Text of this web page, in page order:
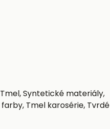
Syntetické materiály,
Tmel karosérie,